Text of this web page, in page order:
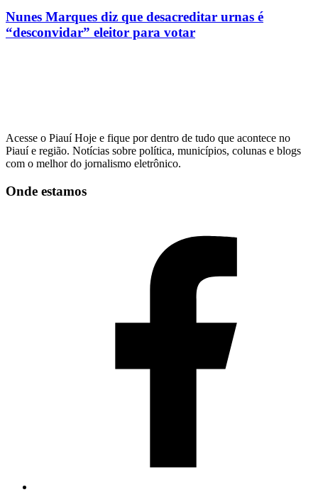
Nunes Marques diz que desacreditar urnas é
“desconvidar” eleitor para votar
Acesse o Piauí Hoje e fique por dentro de tudo que acontece no
Piauí e região. Notícias sobre política, municípios, colunas e blogs
com o melhor do jornalismo eletrônico.
Onde estamos